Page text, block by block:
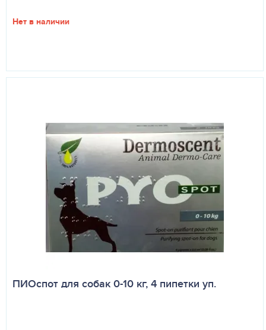
Нет в наличии
ПИОспот для собак 0-10 кг, 4 пипетки уп.